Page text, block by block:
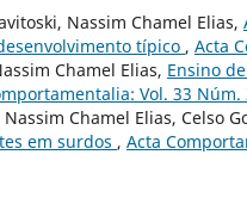
Nassim Chamel Elias,
típico , Acta
Chamel Elias, Ensino
Vol. 33 Núm.
Chamel Elias, Celso
em surdos , Acta